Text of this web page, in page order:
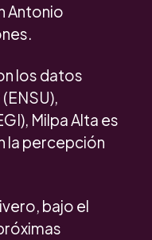
Antonio
los datos
Milpa Alta es
la percepción
bajo el